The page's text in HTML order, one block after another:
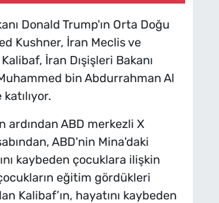
Donald Trump'ın Orta Doğu
Kushner, İran Meclis ve
İran Dışişleri Bakanı
bin Abdurrahman Al
ardından ABD merkezli X
ABD'nin Mina'daki
kaybeden çocuklara ilişkin
eğitim gördükleri
Kalibaf’ın, hayatını kaybeden